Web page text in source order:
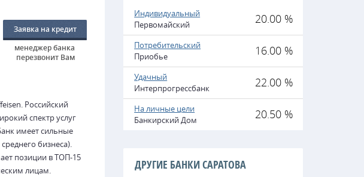
Заявка на кредит
менеджер банка
перезвонит Вам
Российский
спектр услуг
имеет сильные
бизнеса).
позиции в ТОП-15
лицам.
Индивидуальный
Первомайский
20.00 %
Потребительский
Приобье
16.00 %
Удачный
Интерпрогрессбанк
22.00 %
На личные цели
Банкирский Дом
20.50 %
ДРУГИЕ БАНКИ САРАТОВА